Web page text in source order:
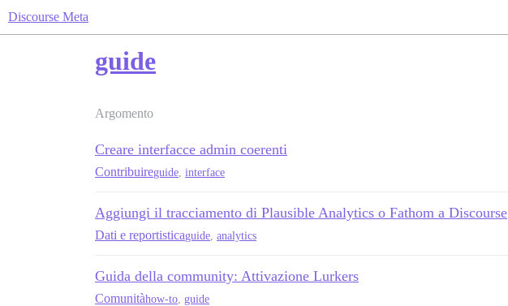
Discourse Meta
guide
Argomento
Creare interfacce admin coerenti
Contribuireguide interface
Aggiungi il tracciamento di Plausible Analytics o Fathom a Discourse
Dati e reportisticaguide analytics
Guida della community: Attivazione Lurkers
Comunitàhow-to guide